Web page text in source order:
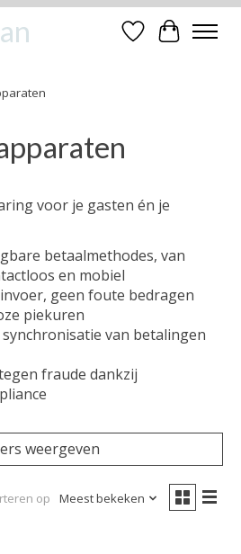
Verlanglijst
voor je gasten én je
betaalmethodes, van
en mobiel
, geen foute bedragen
piekuren
van betalingen
fraude dankzij
weergeven
op Meest bekeken